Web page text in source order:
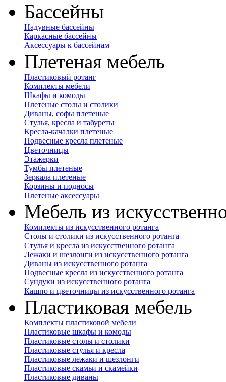
Бассейны
Надувные бассейны
Каркасные бассейны
Аксессуары к бассейнам
Плетеная мебель
Пластиковый ротанг
Комплекты мебели
Шкафы и комоды
Плетеные столы и столики
Диваны, софы плетеные
Стулья, кресла и табуреты
Кресла-качалки плетеные
Подвесные кресла плетеные
Цветочницы
Этажерки
Тумбы плетеные
Зеркала плетеные
Корзины и подносы
Плетеные аксессуары
Мебель из
Комплекты из искусственного ротанга
Столы и столики из искусственного ротанга
Стулья и кресла из искусственного ротанга
Лежаки и шезлонги из искусственного ротанга
Диваны из искусственного ротанга
Подвесные кресла из искусственного ротанга
Сундуки из искусственного ротанга
Кашпо и цветочницы из искусственного ротанга
Пластиковая мебель
Комплекты пластиковой мебели
Пластиковые шкафы и комоды
Пластиковые столы и столики
Пластиковые стулья и кресла
Пластиковые лежаки и шезлонги
Пластиковые скамьи и скамейки
Пластиковые диваны